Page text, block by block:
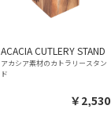
ACACIA CUTLERY STAND
アカシア素材のカトラリースタン
ド
￥2,530